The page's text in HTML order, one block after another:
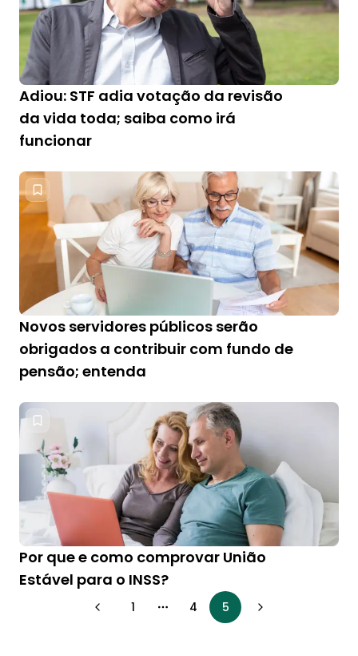
Adiou: STF adia votação da revisão
da vida toda; saiba como irá
funcionar
Novos servidores públicos serão
obrigados a contribuir com fundo de
pensão; entenda
Por que e como comprovar União
Estável para o INSS?
1 More pages
4 5